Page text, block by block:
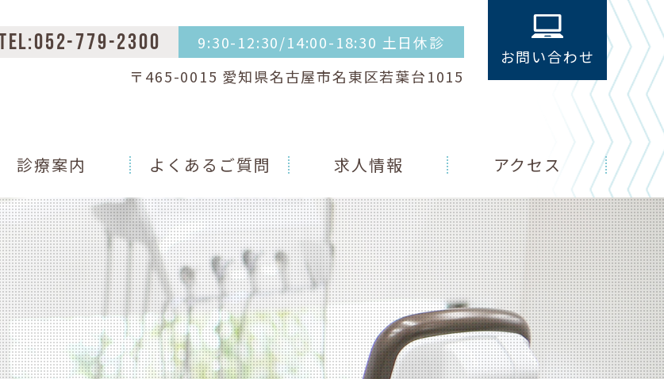
TEL:052-779-2300
9:30-12:30/14:00-18:30 土日休診
〒465-0015 愛知県名古屋市名東区若葉台1015
お問い合わせ
診療案内 よくあるご質問 求人情報 アクセス